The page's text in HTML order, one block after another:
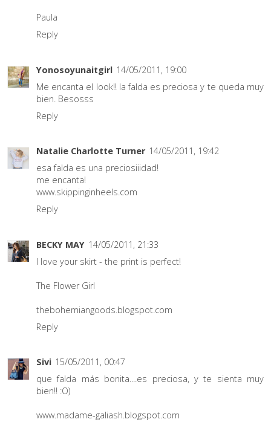
Paula
Reply
Yonosoyunaitgirl 14/05/2011, 19:00
Me encanta el look!! la falda es preciosa y te queda muy
bien. Besosss
Reply
Natalie Charlotte Turner 14/05/2011, 19:42
esa falda es una preciosiiidad!
me encanta!
www.skippinginheels.com
Reply
BECKY MAY 14/05/2011, 21:33
I love your skirt - the print is perfect!
The Flower Girl
thebohemiangoods.blogspot.com
Reply
Sivi 15/05/2011, 00:47
que falda más bonita....es preciosa, y te sienta muy
bien!! :O)
www.madame-galiash.blogspot.com